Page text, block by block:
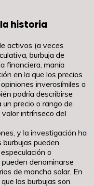
historia
activos (a veces
burbuja de
financiera, manía
en la que los precios
inverosímiles o
podría describirse
precio o rango de
intrínseco del
y la investigación ha
pueden
o
denominarse
de mancha solar. En
las burbujas son